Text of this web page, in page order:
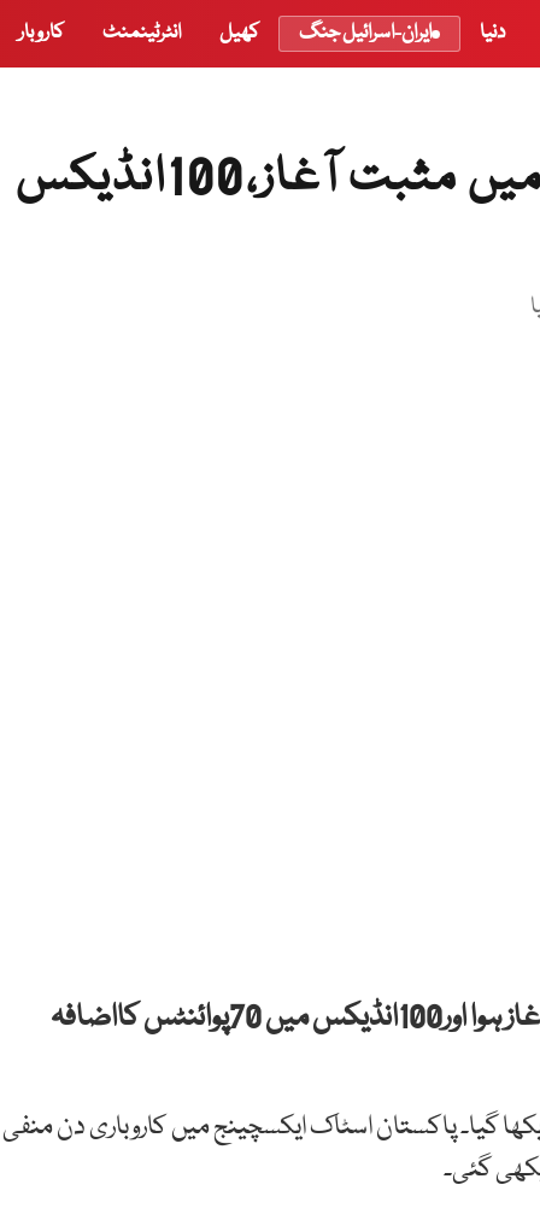
دنیا ایران-اسرائیل جنگ کھیل انٹرٹینمنٹ کاروبار
پاکستان اسٹاک ایکسچینج میں مثبت آغاز،100انڈیکس
پاکستان اسٹاک ایکسچینج میں کاروبار کا مثبت آغاز ہوا اور100انڈیکس میں 70پوائنٹس کااضافہ
پوائنٹس پر ٹریڈ کرتے دیکھا گیا۔ پاکستان اسٹاک ایکسچینج میں کاروباری دن منفی